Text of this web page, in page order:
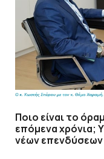
Ποιο είναι το
επόμενα χρόνια;
νέων